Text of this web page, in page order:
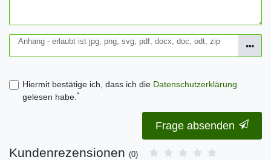
Anhang - erlaubt ist jpg, png, svg, pdf, docx, doc, odt, zip
Hiermit bestätige ich, dass ich die Daten­schutz­erklärung
gelesen habe.*
Frage absenden
Kundenrezensionen (0)